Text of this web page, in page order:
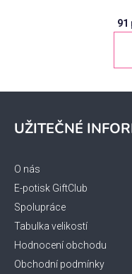
91
UŽITEČNÉ
O nás
E-potisk GiftClub
Spolupráce
Tabulka velikostí
Hodnocení obchodu
Obchodní podmínky